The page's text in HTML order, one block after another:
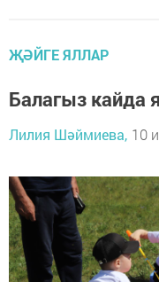
ҖӘЙГЕ ЯЛЛАР
Балагыз кайда
Лилия Шәймиева, 10